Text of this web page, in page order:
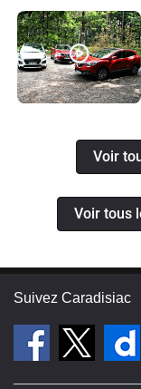
Voir
Voir tous
Suivez Caradisiac